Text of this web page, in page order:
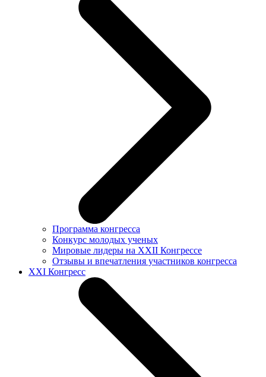
Программа конгресса
Конкурс молодых ученых
Мировые лидеры на XXII Конгрессе
Отзывы и впечатления участников конгресса
XXI Конгресс